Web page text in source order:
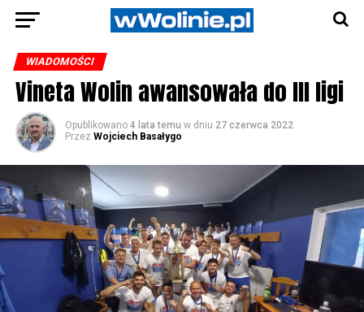
WIADOMOŚCI
Vineta Wolin awansowała do III ligi
Opublikowano 4 lata temu w dniu 27 czerwca 2022
Przez Wojciech Basałygo